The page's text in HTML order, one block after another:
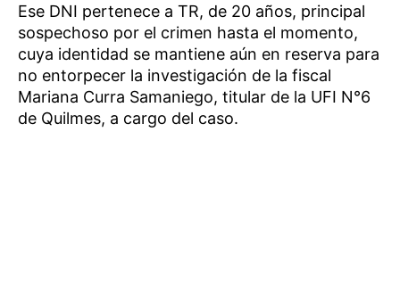
Ese DNI pertenece a TR, de 20 años, principal
sospechoso por el crimen hasta el momento,
cuya identidad se mantiene aún en reserva para
no entorpecer la investigación de la fiscal
Mariana Curra Samaniego, titular de la UFI N°6
de Quilmes, a cargo del caso.